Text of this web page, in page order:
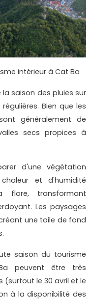
intérieur à Cat Ba
saison des pluies sur
Bien que les
généralement de
secs propices à
d'une végétation
et d'humidité
transformant
Les paysages
une toile de fond
saison du tourisme
peuvent être très
(surtout le 30 avril et le
à la disponibilité des